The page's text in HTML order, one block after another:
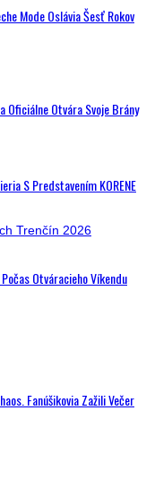
Mode Oslávia Šesť Rokov
Oficiálne Otvára Svoje Brány
S Predstavením KORENE
Otváracieho Víkendu
Fanúšikovia Zažili Večer